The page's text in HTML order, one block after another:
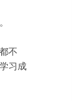
不
习成